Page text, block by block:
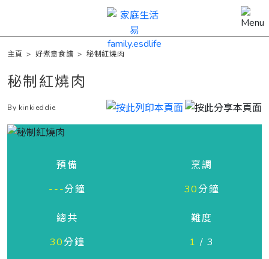
主頁 >好煮意食譜 >秘制紅燒肉
秘制紅燒肉
By kinkieddie
預備
---分鐘
烹調
30分鐘
總共
30分鐘
難度
1 / 3